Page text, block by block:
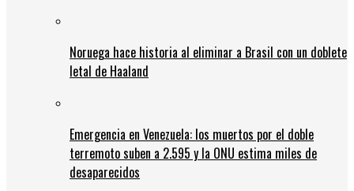
Noruega hace historia al eliminar a Brasil con un doblete
letal de Haaland
Emergencia en Venezuela: los muertos por el doble
terremoto suben a 2.595 y la ONU estima miles de
desaparecidos